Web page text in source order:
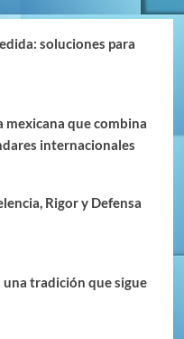
soluciones para
mexicana que combina
internacionales
Rigor y Defensa
una tradición que sigue